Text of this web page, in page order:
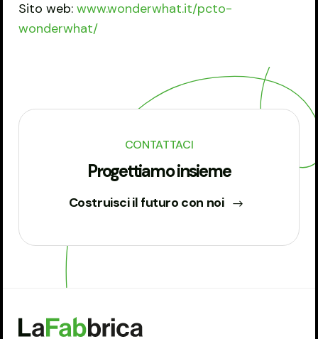
Sito web: www.wonderwhat.it/pcto-
wonderwhat/
CONTATTACI
Progettiamo insieme
Costruisci il futuro con noi